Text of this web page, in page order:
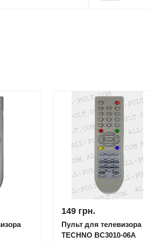
149 грн.
Пульт для телевизора
TECHNO BC3010-06A